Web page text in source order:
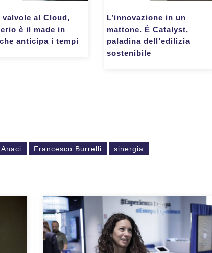
valvole al Cloud,
è il made in
anticipa i tempi
L’innovazione in un
mattone. È Catalyst,
paladina dell’edilizia
sostenibile
Anaci Francesco Burrelli sinergia